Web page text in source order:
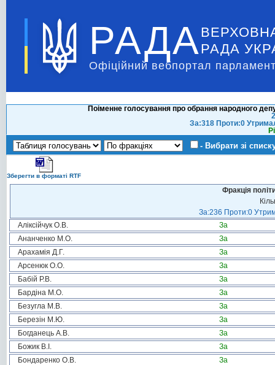
РАДА РАДА
Офіційний вебпортал
Поіменне голосування про обрання народного
За:318 Проти:0
- Вибрати зі
Зберегти в форматі RTF
Фракція
За:236 Проти:0
Аліксійчук О.В.
За
Ананченко М.О.
За
Арахамія Д.Г.
За
Арсенюк О.О.
За
Бабій Р.В.
За
Бардіна М.О.
За
Безугла М.В.
За
Березін М.Ю.
За
Богданець А.В.
За
Божик В.І.
За
Бондаренко О.В.
За